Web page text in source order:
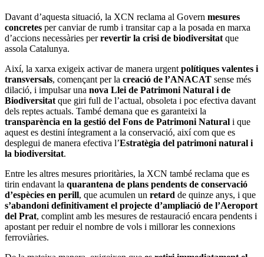
Davant d’aquesta situació, la XCN reclama al Govern mesures
concretes per canviar de rumb i transitar cap a la posada en marxa
d’accions necessàries perrevertir la crisi de biodiversitat que
assola Catalunya.
Així, la xarxa exigeix activar de manera urgent polítiques valentes i
transversals, començant per la creació de l’ANACAT sense més
dilació, i impulsar una nova Llei de Patrimoni Natural i de
Biodiversitat que giri full de l’actual, obsoleta i poc efectiva davant
dels reptes actuals. També demana que es garanteixi la
transparència en la gestió del Fons de Patrimoni Natural i que
aquest es destini íntegrament a la conservació, així com que es
desplegui de manera efectiva l’Estratègia del patrimoni natural i
la biodiversitat.
Entre les altres mesures prioritàries, la XCN també reclama que es
tirin endavant la quarantena de plans pendents de conservació
d’espècies en perill, que acumulen un retard de quinze anys, i que
s’abandoni definitivament el projecte d’ampliació de l’Aeroport
del Prat, complint amb les mesures de restauració encara pendents i
apostant per reduir el nombre de vols i millorar les connexions
ferroviàries.